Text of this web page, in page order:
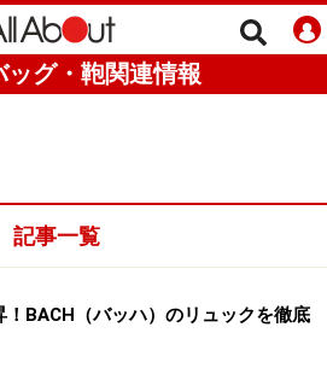
ッグ・鞄関連情報
記事一覧
！BACH（バッハ）のリュックを徹底